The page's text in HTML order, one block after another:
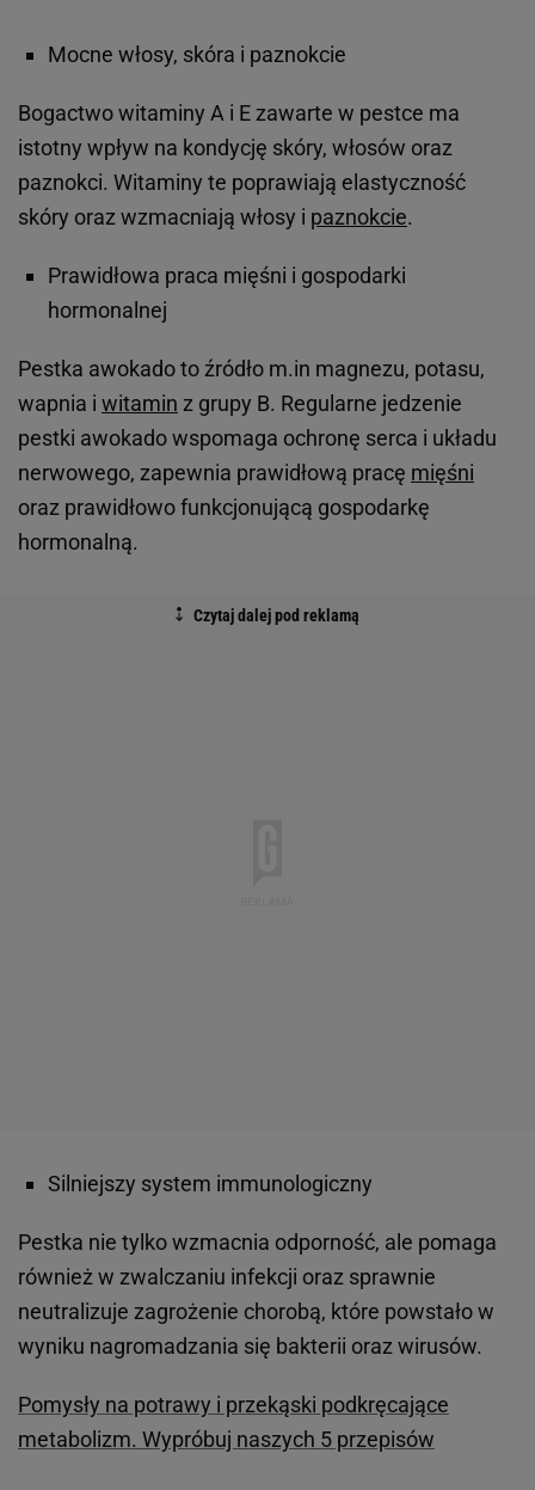
Mocne włosy, skóra i paznokcie
Bogactwo witaminy A i E zawarte w pestce ma
istotny wpływ na kondycję skóry, włosów oraz
paznokci. Witaminy te poprawiają elastyczność
skóry oraz wzmacniają włosy i paznokcie.
Prawidłowa praca mięśni i gospodarki
hormonalnej
Pestka awokado to źródło m.in magnezu, potasu,
wapnia i witamin z grupy B. Regularne jedzenie
pestki awokado wspomaga ochronę serca i układu
nerwowego, zapewnia prawidłową pracę mięśni
oraz prawidłowo funkcjonującą gospodarkę
hormonalną.
Silniejszy system immunologiczny
Pestka nie tylko wzmacnia odporność, ale pomaga
również w zwalczaniu infekcji oraz sprawnie
neutralizuje zagrożenie chorobą, które powstało w
wyniku nagromadzania się bakterii oraz wirusów.
Pomysły na potrawy i przekąski podkręcające
metabolizm. Wypróbuj naszych 5 przepisów